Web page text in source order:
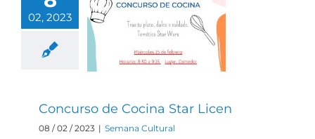
02, 2023
Concurso de
Cocina Star
Licen
Concurso de Cocina Star Licen
08 / 02 / 2023 | Semana Cultural